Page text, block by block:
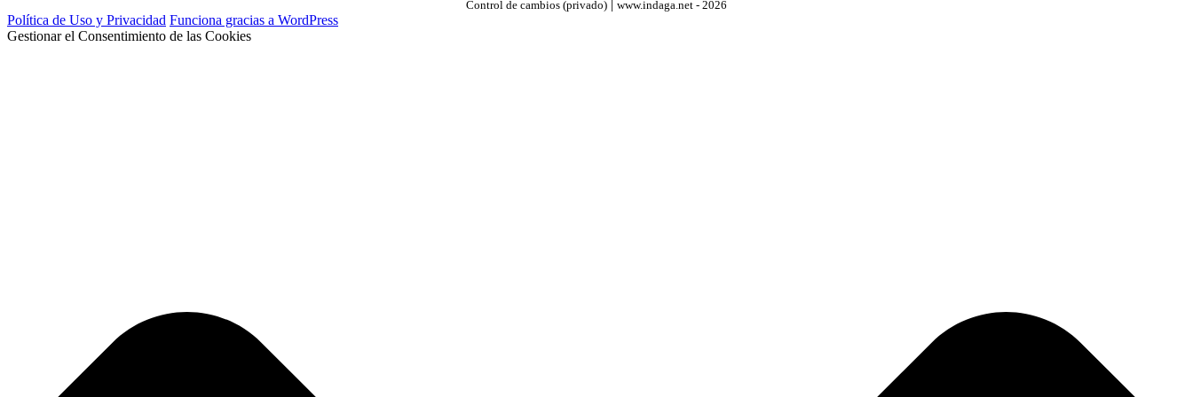
Control de cambios (privado) | www.indaga.net - 2026
Política de Uso y Privacidad Funciona gracias a WordPress
Gestionar el Consentimiento de las Cookies